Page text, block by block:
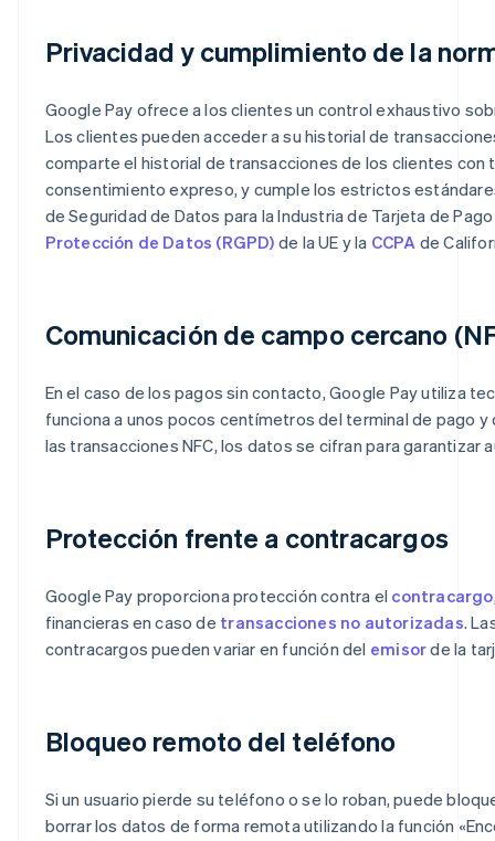
Privacidad y cumplimiento de la
Google Pay ofrece a los clientes un control exhaustivo
Los clientes pueden acceder a su historial de
comparte el historial de transacciones de los clientes
consentimiento expreso, y cumple los estrictos
de Seguridad de Datos para la Industria de Tarjeta de Pago
Protección de Datos (RGPD) de la UE y la CCPA de
Comunicación de campo cercano
En el caso de los pagos sin contacto, Google Pay utiliza
funciona a unos pocos centímetros del terminal de pago
las transacciones NFC, los datos se cifran para garantizar
Protección frente a contracargos
Google Pay proporciona protección contra el contracargo
financieras en caso de transacciones no autorizadas.
contracargos pueden variar en función del emisorde la
Bloqueo remoto del teléfono
Si un usuario pierde su teléfono o se lo roban, puede
borrar los datos de forma remota utilizando la función